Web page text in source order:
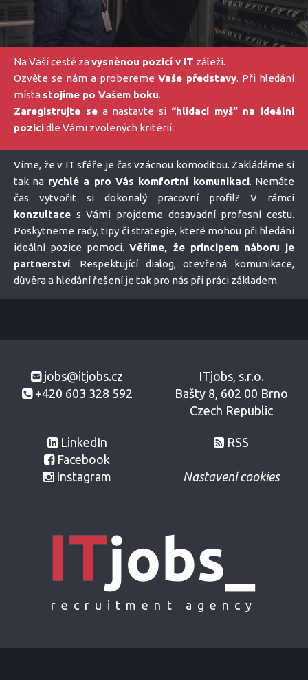
Na Vaší cestě zavysněnou pozicí v IT záleží.
Ozvěte se nám a probereme Vaše představy. Při hledání
místa stojíme po Vašem boku.
Zaregistrujte sea nastavte si “hlídací myš” na ideální
pozicidle Vámi zvolených kritérií.
Víme, že v IT sféře je čas vzácnou komoditou. Zakládáme si
tak na rychlé a pro Vás komfortní komunikaci. Nemáte
čas vytvořit si dokonalý pracovní profil? V rámci
konzultace s Vámi projdeme dosavadní profesní cestu.
Poskytneme rady, tipy či strategie, které mohou při hledání
ideální pozice pomoci.Věříme, že principem náboru je
partnerství. Respektující dialog, otevřená komunikace,
důvěra a hledání řešení je tak pro nás při práci základem.
jobs@itjobs.cz
+420 603 328 592
LinkedIn
Facebook
Instagram
ITjobs, s.r.o.
Bašty 8, 602 00 Brno
Czech Republic
RSS
Nastavení cookies
recruitment agency